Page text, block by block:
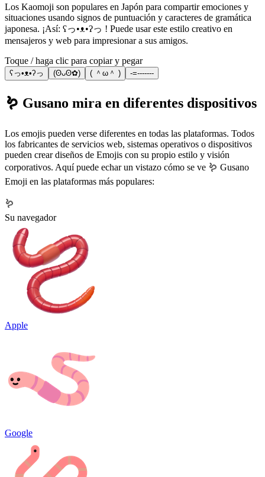
Los Kaomoji son populares en Japón para compartir emociones y
situaciones usando signos de puntuación y caracteres de gramática
japonesa. ¡Así: ʕっ•ᴥ•ʔっ ! Puede usar este estilo creativo en
mensajeros y web para impresionar a sus amigos.
Toque / haga clic para copiar y pegar
ʕっ•ᴥ•ʔっ (ʘᴗʘ✿) ( ＾ω＾ ) -=-------
🪱 Gusano mira en diferentes dispositivos
Los emojis pueden verse diferentes en todas las plataformas. Todos
los fabricantes de servicios web, sistemas operativos o dispositivos
pueden crear diseños de Emojis con su propio estilo y visión
corporativos. Aquí puede echar un vistazo cómo se ve 🪱 Gusano
Emoji en las plataformas más populares:
🪱
Su navegador
Apple
Google